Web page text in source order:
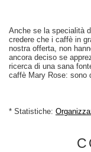
Anche se la specialità
credere che i caffè in
nostra offerta, non
ancora deciso se
ricerca di una sana
caffè Mary Rose: sono
* Statistiche: